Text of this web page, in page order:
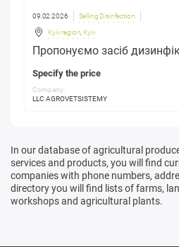
09.02.2026 Selling Disinfection
Kyiv region Kyiv
Пропонуємо засіб
Specify the price
Company:
LLC AGROVETSISTEMY
In our database of agricultural
services and products, you will find
companies with phone numbers,
directory you will find lists of farms,
workshops and agricultural plants.